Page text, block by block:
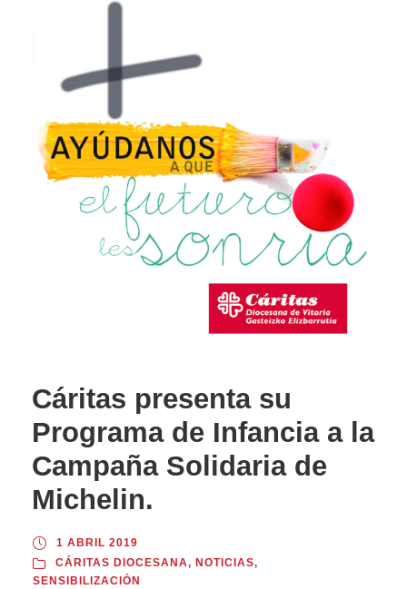
Cáritas presenta su
Programa de Infancia a la
Campaña Solidaria de
Michelin.
1 ABRIL 2019
CÁRITAS DIOCESANA, NOTICIAS,
SENSIBILIZACIÓN